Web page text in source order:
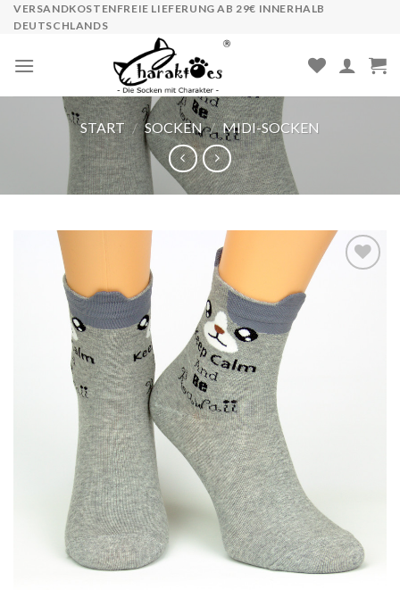
SkipVERSANDKOSTENFREIE LIEFERUNG AB 29€ INNERHALB
DEUTSCHLANDS
START / SOCKEN / MIDI-SOCKEN